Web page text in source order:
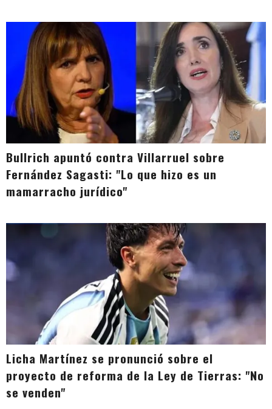
Bullrich apuntó contra Villarruel sobre
Fernández Sagasti: "Lo que hizo es un
mamarracho jurídico"
Licha Martínez se pronunció sobre el
proyecto de reforma de la Ley de Tierras: "No
se venden"